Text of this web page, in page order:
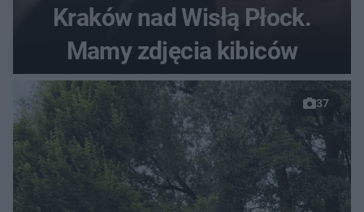
Kraków nad Wisłą Płock.
Mamy zdjęcia kibiców
37